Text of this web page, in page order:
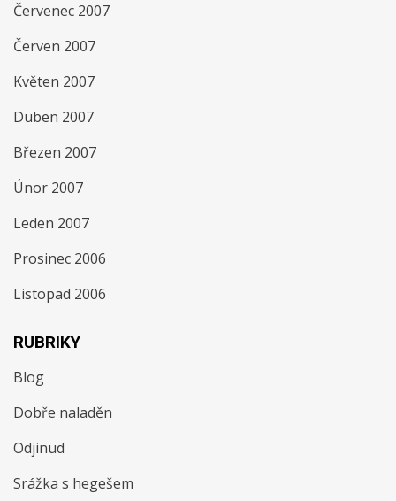
Červenec 2007
Červen 2007
Květen 2007
Duben 2007
Březen 2007
Únor 2007
Leden 2007
Prosinec 2006
Listopad 2006
RUBRIKY
Blog
Dobře naladěn
Odjinud
Srážka s hegešem